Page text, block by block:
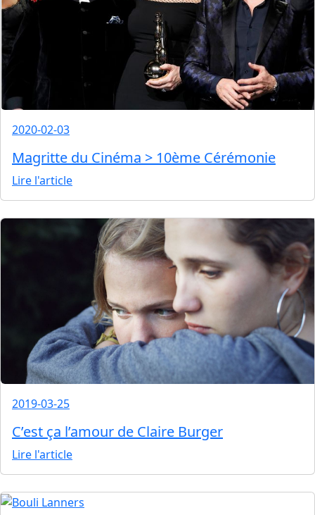
2020-02-03
Magritte du Cinéma > 10ème Cérémonie
Lire l'article
2019-03-25
C’est ça l’amour de Claire Burger
Lire l'article